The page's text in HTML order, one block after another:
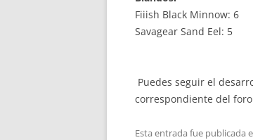
Fiiish Black Minnow: 6
Savagear Sand Eel: 5
Puedes seguir el
correspondiente del
Esta entrada fue publicada